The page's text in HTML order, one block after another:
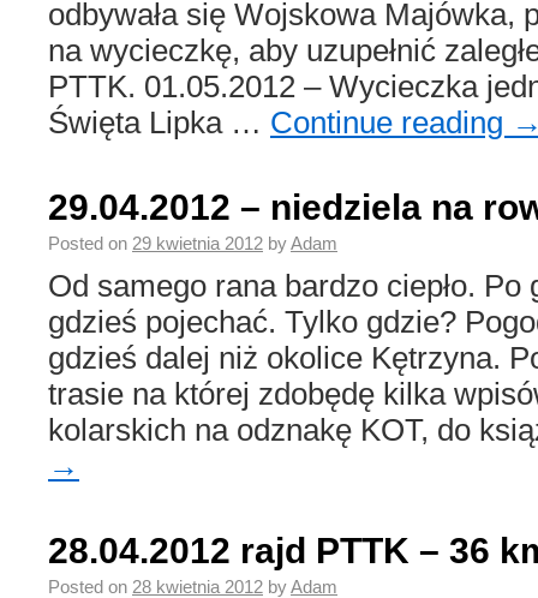
odbywała się Wojskowa Majówka,
na wycieczkę, aby uzupełnić
PTTK. 01.05.2012 – Wycieczka
Święta Lipka … Continue reading
29.04.2012 – niedziela na
Posted on 29 kwietnia 2012 byAdam
Od samego rana bardzo ciepło. Po
gdzieś pojechać. Tylko gdzie?
gdzieś dalej niż okolice Kętrzyna.
trasie na której zdobędę kilka
kolarskich na odznakę KOT, do
→
28.04.2012 rajd PTTK – 36
Posted on 28 kwietnia 2012 byAdam